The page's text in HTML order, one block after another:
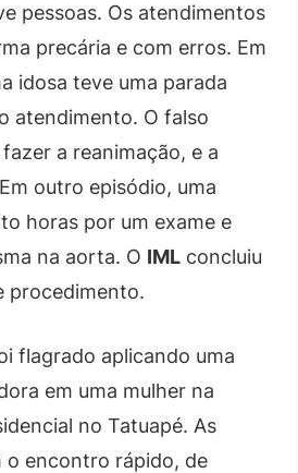
pessoas. Os atendimentos
precária e com erros. Em
idosa teve uma parada
atendimento. O falso
a reanimação, e a
outro episódio, uma
horas por um exame e
na aorta. O IML concluiu
procedimento.
flagrado aplicando uma
em uma mulher na
no Tatuapé. As
o encontro rápido, de